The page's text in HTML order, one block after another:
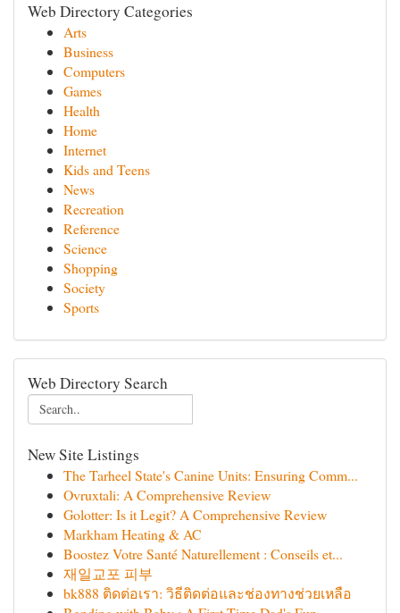
Web Directory Categories
Arts
Business
Computers
Games
Health
Home
Internet
Kids and Teens
News
Recreation
Reference
Science
Shopping
Society
Sports
Web Directory Search
New Site Listings
The Tarheel State's Canine Units: Ensuring Comm...
Ovruxtali: A Comprehensive Review
Golotter: Is it Legit? A Comprehensive Review
Markham Heating & AC
Boostez Votre Santé Naturellement : Conseils et...
재일교포 피부
bk888 ติดต่อเรา: วิธีติดต่อและช่องทางช่วยเหลือ